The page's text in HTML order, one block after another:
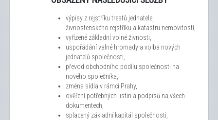
výpisy z rejstříku trestů jednatele,
živnostenského rejstříku a katastru nemovitostí,
vyřízené základní volné živnosti,
uspořádání valné hromady a volba nových
jednatelů společnosti,
převod obchodního podílu společnosti na
nového společníka,
změna sídla v rámci Prahy,
ověření potřebných listin a podpisů na všech
dokumentech,
splacený základní kapitál společnosti,